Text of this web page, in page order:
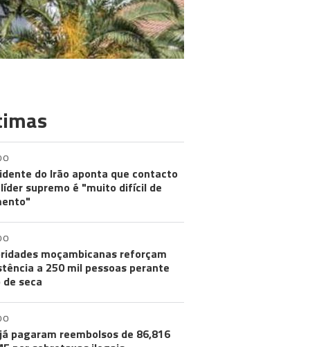
do Irão aponta que contacto
supremo é "muito difícil de
moçambicanas reforçam
a 250 mil pessoas perante
seca
pagaram reembolsos de 86,816